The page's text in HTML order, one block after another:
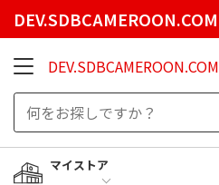
DEV.SDBCAMEROON.COM
DEV.SDBCAMEROON.COM
マイストア